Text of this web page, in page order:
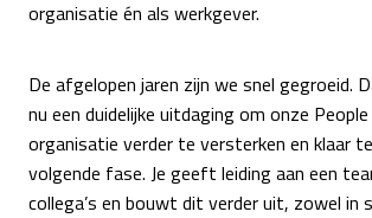
organisatie én als werkgever.
De afgelopen jaren zijn we snel gegroeid.
nu een duidelijke uitdaging om onze
organisatie verder te versterken en klaar
volgende fase. Je geeft leiding aan een
collega’s en bouwt dit verder uit, zowel in